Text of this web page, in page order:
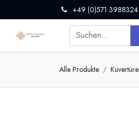
+49 (0)571 3988324
Alle Produkte Kuvertüre